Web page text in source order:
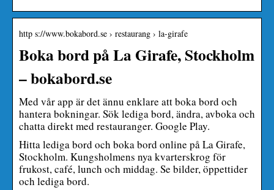
http s://www.bokabord.se › restaurang › la-girafe
Boka bord på La Girafe, Stockholm
– bokabord.se
Med vår app är det ännu enklare att boka bord och
hantera bokningar. Sök lediga bord, ändra, avboka och
chatta direkt med restauranger. Google Play.
Hitta lediga bord och boka bord online på La Girafe,
Stockholm. Kungsholmens nya kvarterskrog för
frukost, café, lunch och middag. Se bilder, öppettider
och lediga bord.